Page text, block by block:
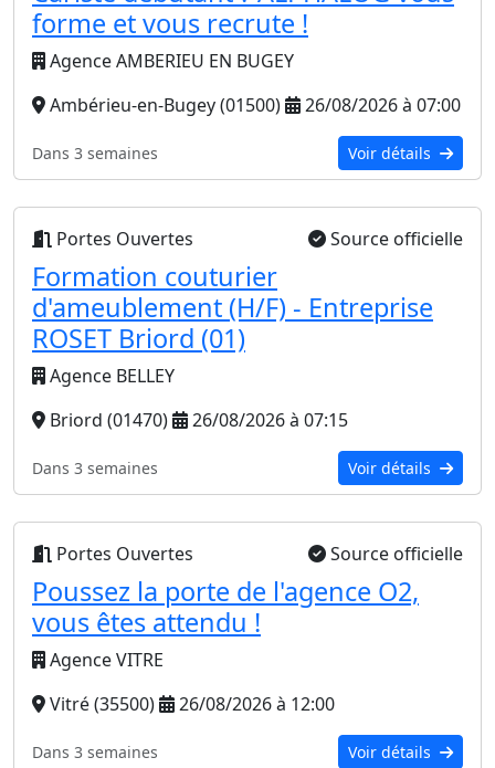
forme et vous recrute !
Agence AMBERIEU EN BUGEY
Ambérieu-en-Bugey (01500)
26/08/2026 à 07:00
Dans 3 semaines Voir détails
Portes Ouvertes Source officielle
Formation couturier
d'ameublement (H/F) - Entreprise
ROSET Briord (01)
Agence BELLEY
Briord (01470)
26/08/2026 à 07:15
Dans 3 semaines Voir détails
Portes Ouvertes Source officielle
Poussez la porte de l'agence O2,
vous êtes attendu !
Agence VITRE
Vitré (35500)
26/08/2026 à 12:00
Dans 3 semaines Voir détails